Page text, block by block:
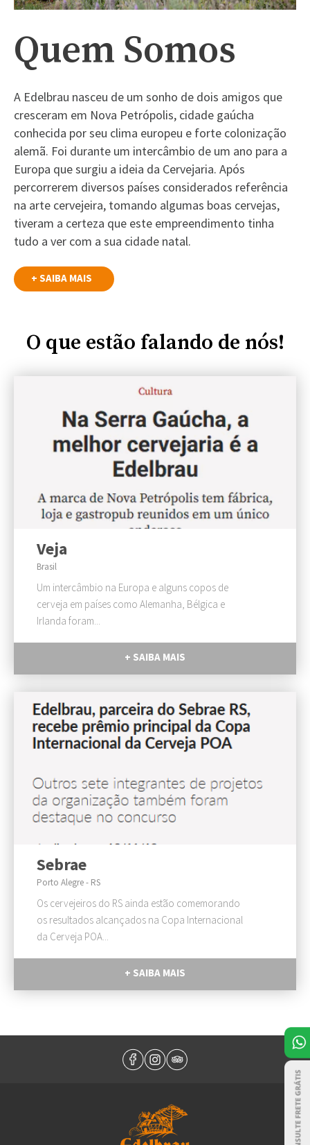
Quem Somos
A Edelbrau nasceu de um sonho de dois amigos que
cresceram em Nova Petrópolis, cidade gaúcha
conhecida por seu clima europeu e forte colonização
alemã. Foi durante um intercâmbio de um ano para a
Europa que surgiu a ideia da Cervejaria. Após
percorrerem diversos países considerados referência
na arte cervejeira, tomando algumas boas cervejas,
tiveram a certeza que este empreendimento tinha
tudo a ver com a sua cidade natal.
+ SAIBA MAIS
O que estão falando de nós!
Veja
Brasil
Um intercâmbio na Europa e alguns copos de
cerveja em países como Alemanha, Bélgica e
Irlanda foram...
+ SAIBA MAIS
Sebrae
Porto Alegre - RS
Os cervejeiros do RS ainda estão comemorando
os resultados alcançados na Copa Internacional
da Cerveja POA...
+ SAIBA MAIS